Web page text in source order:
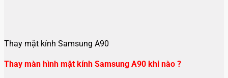
Thay mặt kính Samsung A90
Thay màn hình mặt kính Samsung A90 khi nào ?